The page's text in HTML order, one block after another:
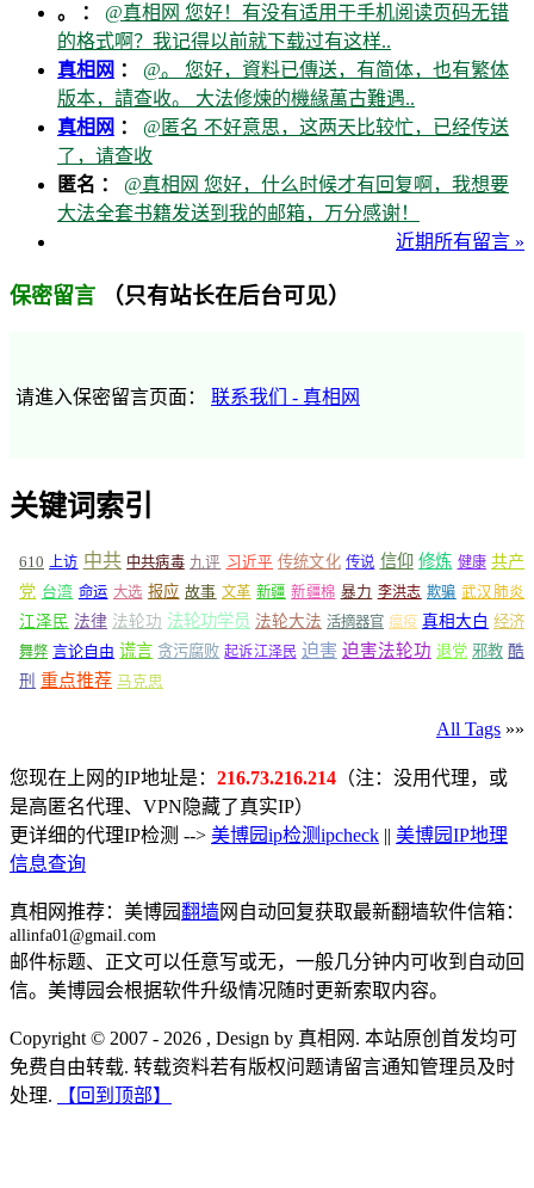
。 ： @真相网 您好！有没有适用于手机阅读页码无错
的格式啊？我记得以前就下载过有这样..
真相网 ： @。 您好，資料已傳送，有简体，也有繁体
版本，請查收。 大法修煉的機緣萬古難遇..
真相网 ： @匿名 不好意思，这两天比较忙，已经传送
了，请查收
匿名 ： @真相网 您好，什么时候才有回复啊，我想要
大法全套书籍发送到我的邮箱，万分感谢！
近期所有留言 »
保密留言 （只有站长在后台可见）
请進入保密留言页面： 联系我们 - 真相网
关键词索引
610 上访 中共 中共病毒 九评 习近平 传统文化 传说 信仰 修炼 健康 共产
党 台湾 命运 大选 报应 故事 文革 新疆 新疆棉 暴力 李洪志 欺骗 武汉肺炎
江泽民 法律 法轮功 法轮功学员 法轮大法 活摘器官 瘟疫 真相大白 经济
舞弊 言论自由 谎言 贪污腐败 起诉江泽民 迫害 迫害法轮功 退党 邪教 酷
刑 重点推荐 马克思
All Tags »»
您现在上网的IP地址是： 216.73.216.214 （注：没用代理，或
是高匿名代理、VPN隐藏了真实IP）
更详细的代理IP检测 --> 美博园ip检测ipcheck
美博园IP地理
信息查询
真相网推荐：美博园翻墙网自动回复获取最新翻墙软件信箱：
allinfa01@gmail.com
邮件标题、正文可以任意写或无，一般几分钟内可收到自动回
信。美博园会根据软件升级情况随时更新索取内容。
Copyright © 2007 - 2026 , Design by 真相网. 本站原创首发均可
免费自由转载. 转载资料若有版权问题请留言通知管理员及时
处理.
【回到顶部】